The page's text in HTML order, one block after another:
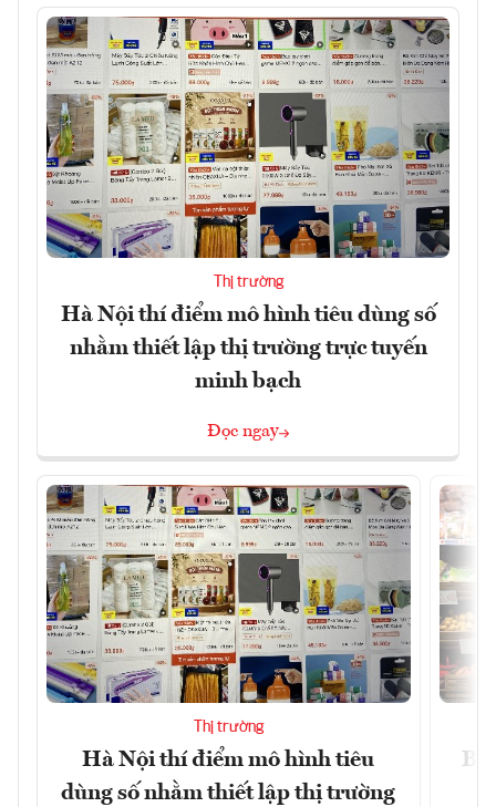
Thị trường
Hà Nội thí điểm mô hình tiêu dùng số
nhằm thiết lập thị trường trực tuyến
minh bạch
Đọc ngay
Thị trường
Hà Nội thí điểm mô hình tiêu
dùng số nhằm thiết lập thị trường